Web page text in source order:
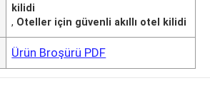
kilidi
, Oteller için güvenli akıllı otel kilidi
Ürün Broşürü PDF